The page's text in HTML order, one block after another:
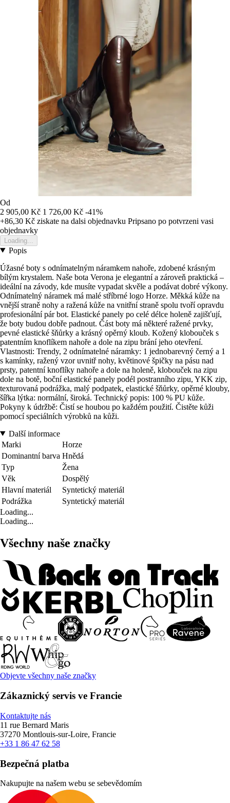
Od
2 905,00 Kč 1 726,00 Kč -41%
+86,30 Kč ziskate na dalsi objednavku Pripsano po potvrzeni vasi
objednavky
Loading...
Popis
Úžasné boty s odnímatelným náramkem nahoře, zdobené krásným
bílým krystalem. Naše bota Verona je elegantní a zároveň praktická –
ideální na závody, kde musíte vypadat skvěle a podávat dobré výkony.
Odnímatelný náramek má malé stříbrné logo Horze. Měkká kůže na
vnější straně nohy a ražená kůže na vnitřní straně spolu tvoří opravdu
profesionální pár bot. Elastické panely po celé délce holeně zajišťují,
že boty budou dobře padnout. Část boty má některé ražené prvky,
pevné elastické šňůrky a krásný opěrný kloub. Kožený klobouček s
patentním knoflíkem nahoře a dole na zipu brání jeho otevření.
Vlastnosti: Trendy, 2 odnímatelné náramky: 1 jednobarevný černý a 1
s kamínky, ražený vzor uvnitř nohy, květinové špičky na pásu nad
prsty, patentní knoflíky nahoře a dole na holeně, klobouček na zipu
dole na botě, boční elastické panely podél postranního zipu, YKK zip,
texturovaná podrážka, malý podpatek, elastické šňůrky, opěrné klouby,
šířka lýtka: normální, široká. Technický popis: 100 % PU kůže.
Pokyny k údržbě: Čistí se houbou po každém použití. Čistěte kůži
pomocí speciálních výrobků na kůži.
Další informace
Marki
Horze
Dominantní barva Hnědá
Typ
Žena
Věk
Dospělý
Hlavní materiál
Syntetický materiál
Podrážka
Syntetický materiál
Loading...
Loading...
Všechny naše značky
Objevte všechny naše značky
Zákaznický servis ve Francie
Kontaktujte nás
11 rue Bernard Maris
37270 Montlouis-sur-Loire, Francie
+33 1 86 47 62 58
Bezpečná platba
Nakupujte na našem webu se sebevědomím